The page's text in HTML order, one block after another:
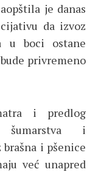
je danas
da izvoz
u boci ostane
privremeno
i predlog
šumarstva i
i pšenice
već unapred